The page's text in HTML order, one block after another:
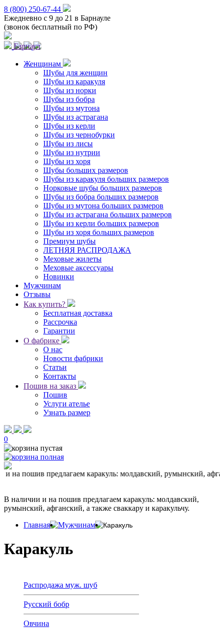
8 (800) 250-67-44
Ежедневно с 9 до 21 в Барнауле
(звонок бесплатный по РФ)
Барнаул
Женщинам
Шубы для женщин
Шубы из каракуля
Шубы из норки
Шубы из бобра
Шубы из мутона
Шубы из астрагана
Шубы из керли
Шубы из чернобурки
Шубы из лисы
Шубы из нутрии
Шубы из хоря
Шубы больших размеров
Шубы из каракуля больших размеров
Норковые шубы больших размеров
Шубы из бобра больших размеров
Шубы из мутона больших размеров
Шубы из астрагана больших размеров
Шубы из керли больших размеров
Шубы из хоря больших размеров
Премиум шубы
ЛЕТНЯЯ РАСПРОДАЖА
Меховые жилеты
Меховые аксессуары
Новинки
Мужчинам
Отзывы
Как купить?
Бесплатная доставка
Рассрочка
Гарантии
О фабрике
О нас
Новости фабрики
Статьи
Контакты
Пошив на заказ
Пошив
Услуги ателье
Узнать размер
0
пошив предлагаем каракуль: молдавский, румынский,
В наличии и на пошив предлагаем каракуль: молдавский,
румынский, афганский, а также сваккару и каракульчу.
Главная
Мужчинам Каракуль
Каракуль
Распродажа муж. шуб
Русский бобр
Овчина